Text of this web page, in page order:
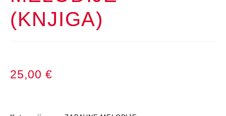
(KNJIGA)
25,00 €